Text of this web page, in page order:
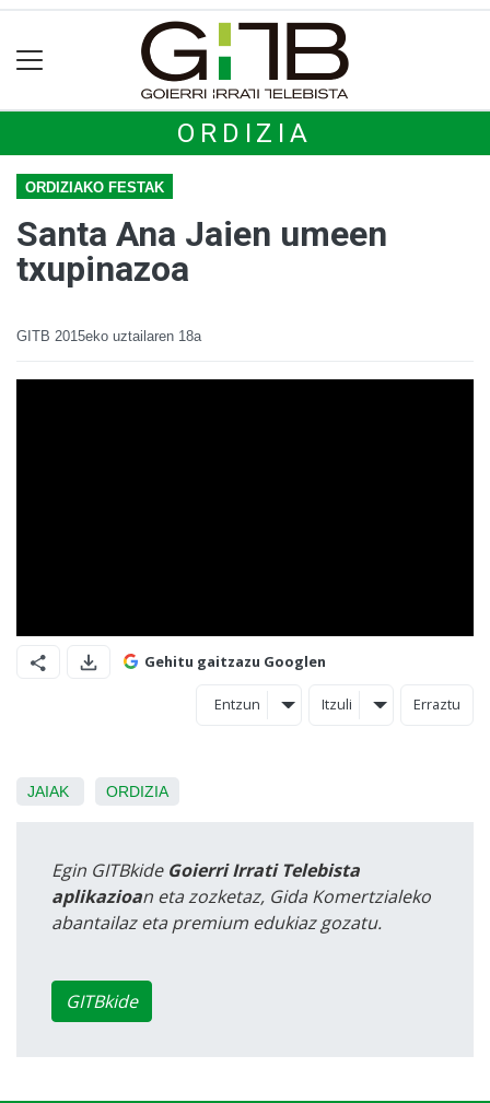
ORDIZIA
ORDIZIAKO FESTAK
Santa Ana Jaien umeen
txupinazoa
GITB 2015eko uztailaren 18a
Gehitu gaitzazu Googlen
Entzun Itzuli Erraztu
JAIAK ORDIZIA
Egin GITBkide Goierri Irrati Telebista
aplikazioan eta zozketaz, Gida Komertzialeko
abantailaz eta premium edukiaz gozatu.
GITBkide